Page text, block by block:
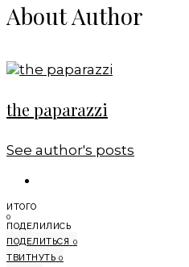
About Author
the paparazzi
See author's posts
ИТОГО
0
ПОДЕЛИЛИСЬ
ПОДЕЛИТЬСЯ 0
ТВИТНУТЬ 0